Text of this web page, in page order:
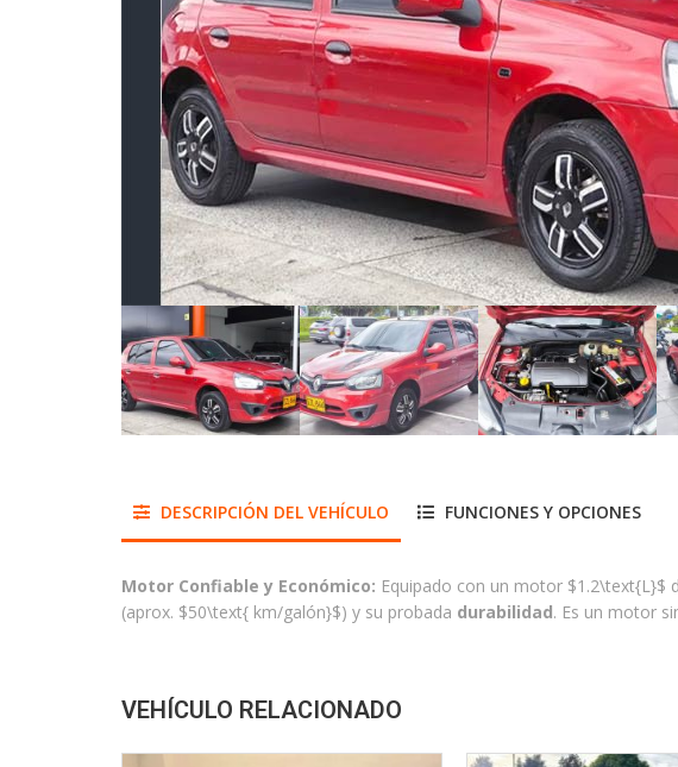
DESCRIPCIÓN DEL VEHÍCULO FUNCIONES Y OPCIONES
Motor Confiable y Económico: Equipado con un motor $1.2\text{L}$
(aprox. $50\text{ km/galón}$) y su probada durabilidad. Es un motor
VEHÍCULO RELACIONADO